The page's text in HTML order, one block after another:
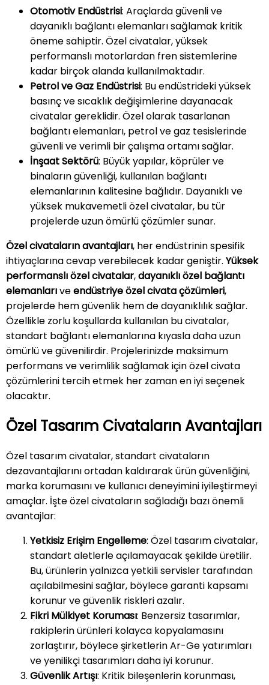
Otomotiv Endüstrisi: Araçlarda güvenli ve
dayanıklı bağlantı elemanları sağlamak kritik
öneme sahiptir. Özel civatalar, yüksek
performanslı motorlardan fren sistemlerine
kadar birçok alanda kullanılmaktadır.
Petrol ve Gaz Endüstrisi: Bu endüstrideki yüksek
basınç ve sıcaklık değişimlerine dayanacak
civatalar gereklidir. Özel olarak tasarlanan
bağlantı elemanları, petrol ve gaz tesislerinde
güvenli ve verimli bir çalışma ortamı sağlar.
İnşaat Sektörü: Büyük yapılar, köprüler ve
binaların güvenliği, kullanılan bağlantı
elemanlarının kalitesine bağlıdır. Dayanıklı ve
yüksek mukavemetli özel civatalar, bu tür
projelerde uzun ömürlü çözümler sunar.
Özel civataların avantajları, her endüstrinin spesifik
ihtiyaçlarına cevap verebilecek kadar geniştir. Yüksek
performanslı özel civatalar,dayanıklı özel bağlantı
elemanlarıveendüstriye özel civata çözümleri,
projelerde hem güvenlik hem de dayanıklılık sağlar.
Özellikle zorlu koşullarda kullanılan bu civatalar,
standart bağlantı elemanlarına kıyasla daha uzun
ömürlü ve güvenilirdir. Projelerinizde maksimum
performans ve verimlilik sağlamak için özel civata
çözümlerini tercih etmek her zaman en iyi seçenek
olacaktır.
Özel Tasarım Civataların Avantajları
Özel tasarım civatalar, standart civataların
dezavantajlarını ortadan kaldırarak ürün güvenliğini,
marka korumasını ve kullanıcı deneyimini iyileştirmeyi
amaçlar. İşte özel civataların sağladığı bazı önemli
avantajlar:
Yetkisiz Erişim Engelleme: Özel tasarım civatalar,
standart aletlerle açılamayacak şekilde üretilir.
Bu, ürünlerin yalnızca yetkili servisler tarafından
açılabilmesini sağlar, böylece garanti kapsamı
korunur ve güvenlik riskleri azalır.
Fikri Mülkiyet Koruması: Benzersiz tasarımlar,
rakiplerin ürünleri kolayca kopyalamasını
zorlaştırır, böylece şirketlerin Ar-Ge yatırımları
ve yenilikçi tasarımları daha iyi korunur.
Güvenlik Artışı: Kritik bileşenlerin korunması,